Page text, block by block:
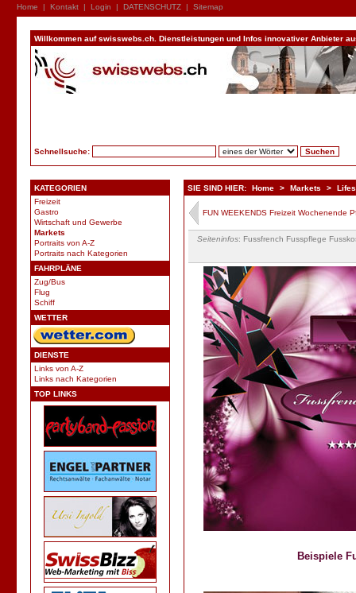
Home | Kontakt | Login | DATENSCHUTZ | Sitemap
Willkommen auf swisswebs.ch. Dienstleistungen und Infos innovativer Anbieter
Schnellsuche:
KATEGORIEN
Freizeit
Gastro
Wirtschaft und Gewerbe
Markets
Portraits von A-Z
Portraits nach Kategorien
FAHRPLÄNE
Zug/Bus
Flug
Schiff
WETTER
DIENSTE
Links von A-Z
Links nach Kategorien
TOP LINKS
SIE SIND HIER: Home > Markets >
FUN WEEKENDS Freizeit Wochenende
Seiteninfos: Fussfrench Fusspflege
Beispiele